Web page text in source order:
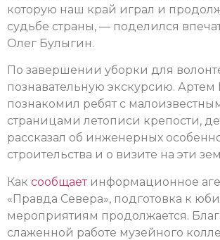
которую наш край играл и
судьбе страны, — поделился
Олег Булыгин.
По завершении уборки для
познавательную экскурсию.
познакомил ребят с
страницами летописи крепости,
рассказал об инженерных
строительства и о визите на эти
Как сообщает информационное
«Правда Севера», подготовка к
мероприятиям продолжается.
слаженной работе музейного